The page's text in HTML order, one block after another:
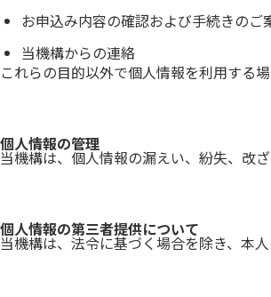
お申込み内容の確認および手続きのご
当機構からの連絡
これらの目的以外で個人情報を利用する
個人情報の管理
当機構は、個人情報の漏えい、紛失、改
個人情報の第三者提供について
当機構は、法令に基づく場合を除き、本